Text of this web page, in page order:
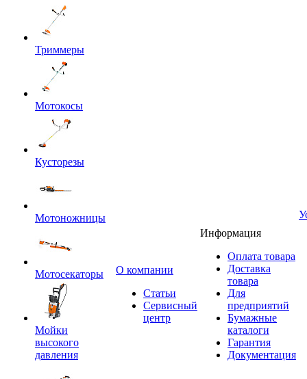
Триммеры
Мотокосы
Кусторезы
Мотоножницы
Мотосекаторы
Мойки
высокого
давления
O компании
Статьи
Сервисный
центр
Информация
Оплата товара
Доставка
товара
Для
предприятий
Бумажные
каталоги
Гарантия
Документация